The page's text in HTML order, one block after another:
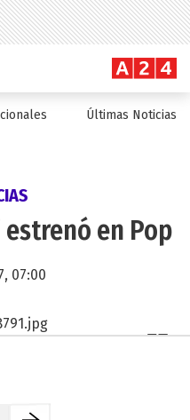
Últimas Noticias
en Pop
07:00